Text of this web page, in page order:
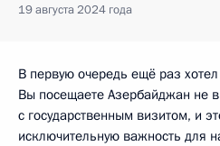
19 августа 2024 года
В первую очередь ещё раз
Вы посещаете Азербайджан не
с государственным визитом, и
исключительную важность для